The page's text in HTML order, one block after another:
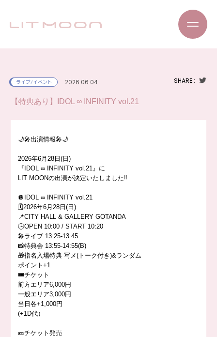
ライブ/イベント 2026.06.04 SHARE :
【特典あり】IDOL ∞ INFINITY vol.21
🌙🎤出演情報🎤🌙
2026年6月28日(日)
『IDOL ∞ INFINITY vol.21』に
LIT MOONの出演が決定いたしました‼️
🪩IDOL ∞ INFINITY vol.21
🗓️2026年6月28日(日)
📍CITY HALL & GALLERY GOTANDA
🕒OPEN 10:00 / START 10:20
🎤ライブ 13:25-13:45
📸特典会 13:55-14:55(B)
🎁指名入場特典 写メ(トーク付き)&ランダム
ポイント+1
🎟️チケット
前方エリア6,000円
一般エリア3,000円
当日各+1,000円
(+1D代）
🎫チケット発売